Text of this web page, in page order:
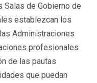
Salas de Gobierno de
establezcan los
Administraciones
profesionales
de las pautas
que puedan